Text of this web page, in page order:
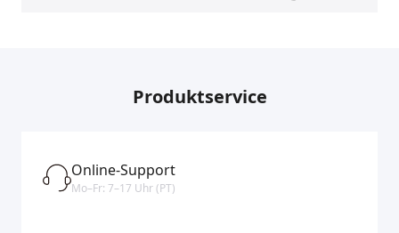
Produktservice
Online-Support
Mo–Fr: 7–17 Uhr (PT)